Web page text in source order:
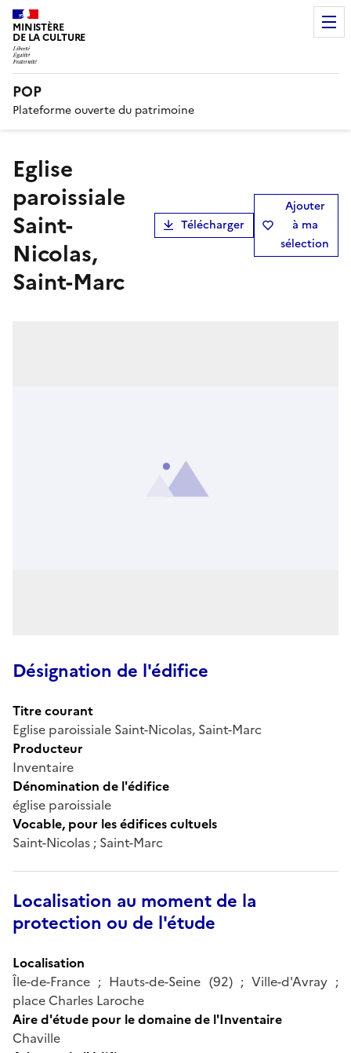
MINISTÈRE
DE LA CULTURE
POP
Plateforme ouverte du patrimoine
Eglise
paroissiale
Saint-
Nicolas,
Saint-Marc
Télécharger
Ajouter
à ma
sélection
Désignation de l'édifice
Titre courant
Eglise paroissiale Saint-Nicolas, Saint-Marc
Producteur
Inventaire
Dénomination de l'édifice
église paroissiale
Vocable, pour les édifices cultuels
Saint-Nicolas ; Saint-Marc
Localisation au moment de la
protection ou de l'étude
Localisation
Île-de-France ; Hauts-de-Seine (92) ; Ville-d'Avray ;
place Charles Laroche
Aire d'étude pour le domaine de l'Inventaire
Chaville